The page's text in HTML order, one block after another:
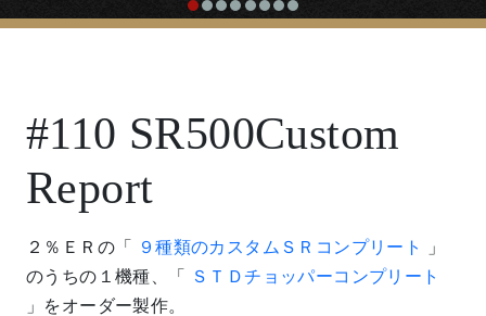
#110 SR500Custom
Report
２％ＥＲの「 ９種類のカスタムＳＲコンプリート
」
のうちの１機種、「
ＳＴＤチョッパーコンプリート
」をオーダー製作。